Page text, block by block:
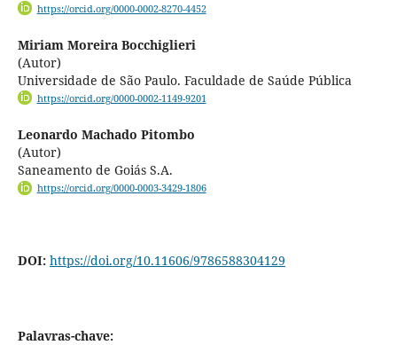
https://orcid.org/0000-0002-8270-4452
Miriam Moreira Bocchiglieri
(Autor)
Universidade de São Paulo. Faculdade de Saúde Pública
https://orcid.org/0000-0002-1149-9201
Leonardo Machado Pitombo
(Autor)
Saneamento de Goiás S.A.
https://orcid.org/0000-0003-3429-1806
DOI: https://doi.org/10.11606/9786588304129
Palavras-chave: